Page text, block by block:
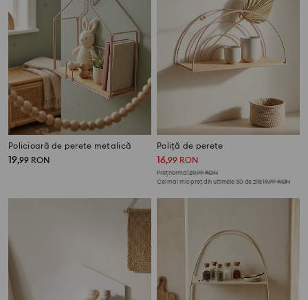
Policioară de perete metalică
19,99 RON
Poliță de perete
16,99 RON
Preț normal29,99RON
Cel mai mic preț din ultimele 30 de zile19,99RON